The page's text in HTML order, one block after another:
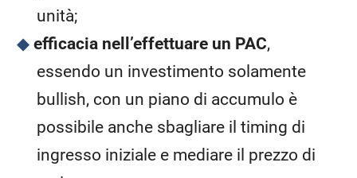
unità;
efficacia nell’effettuare un PAC,
essendo un investimento solamente
bullish, con un piano di accumulo è
possibile anche sbagliare il timing di
ingresso iniziale e mediare il prezzo di